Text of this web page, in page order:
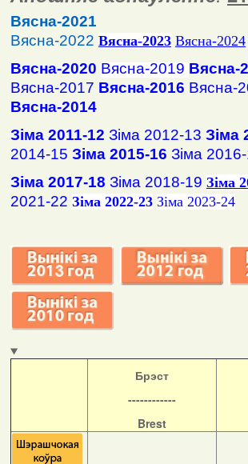
Вясна-2021
Вясна-2022 Вясна-2023 Вясна-2024
Вясна-2020 Вясна-2019 Вясна-
Вясна-2017 Вясна-2016 Вясна-
Вясна-2014
Зіма 2011-12 Зіма 2012-13 Зіма
2014-15 Зіма 2015-16 Зіма
Зіма 2017-18 Зіма 2018-19 Зіма
2021-22 Зіма 2022-23 Зіма 2023-24
Брэст
------------
Brest